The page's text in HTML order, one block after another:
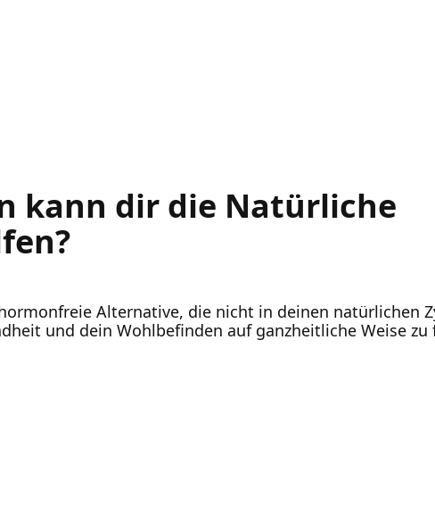
kann dir die Natürliche
Alternative, die nicht in deinen natürlichen
und dein Wohlbefinden auf ganzheitliche Weise zu